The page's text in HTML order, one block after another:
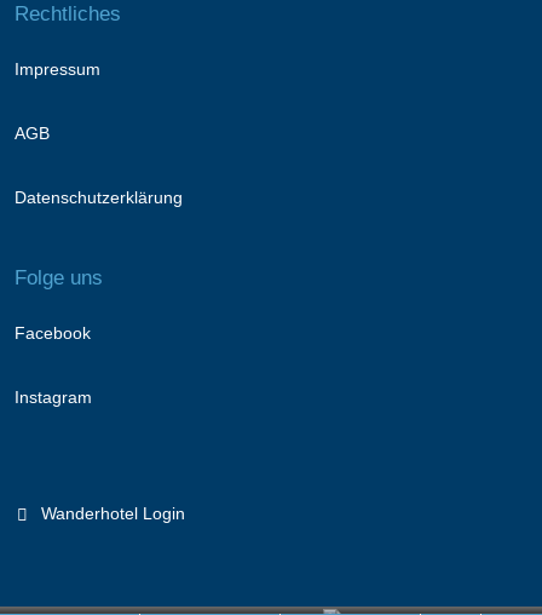
Rechtliches
Impressum
AGB
Datenschutzerklärung
Folge uns
Facebook
Instagram
Wanderhotel Login